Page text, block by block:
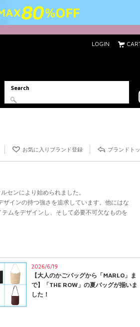
LOGIN
Search
Facebookお気に入りブランド登録 ブランドト
センにより始められました。
インの持つ強さを追求しています。他にはな
ムをデザインし、そして必要不可欠なものを
2026/6/19
【大人のかごバッグから「MARLO」ま
で】「THE ROW」の夏バッグが揃いま
した！